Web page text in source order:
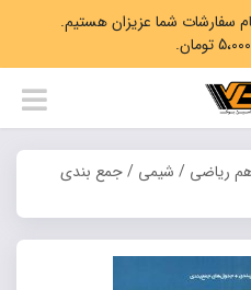
۱۴۰۵ آماده انجام سفارشات شما عزیزان هستیم.
ریاضی / شیمی / جمع بندی